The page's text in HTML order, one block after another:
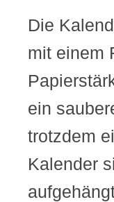
Die
mit einem
ein
trotzdem
Kalender